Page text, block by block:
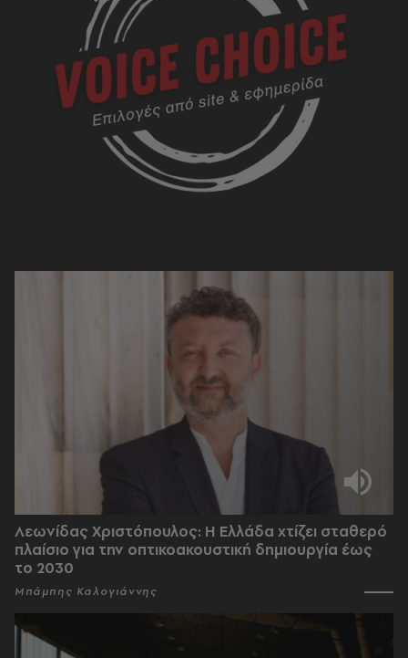
Λεωνίδας Χριστόπουλος: Η Ελλάδα χτίζει σταθερό
πλαίσιο για την οπτικοακουστική δημιουργία έως
το 2030
Μπάμπης Καλογιάννης